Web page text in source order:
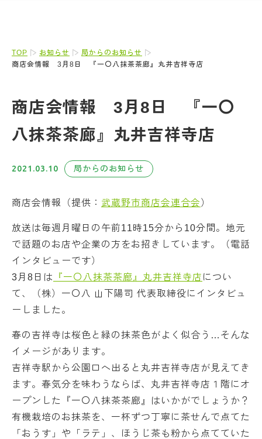
TOP お知らせ
局からのお知らせ
商店会情報 3月8日 『一〇八抹茶茶廊』丸井吉祥寺店
商店会情報 3月8日 『一〇
八抹茶茶廊』丸井吉祥寺店
2021.03.10 局からのお知らせ
商店会情報（提供： 武蔵野市商店会連合会 ）
放送は毎週月曜日の午前11時15分から10分間。地元
で話題のお店や企業の方をお招きしています。（電話
インタビューです）
3月8日は
『一〇八抹茶茶廊』丸井吉祥寺店 につい
て、（株）一〇八 山下陽司 代表取締役にインタビュ
ーしました。
春の吉祥寺は桜色と緑の抹茶色がよく似合う…そんな
イメージがあります。
吉祥寺駅から公園口へ出ると丸井吉祥寺店が見えてき
ます。春気分を味わうならば、丸井吉祥寺店１階にオ
ープンした『一〇八抹茶茶廊』はいかがでしょうか？
有機栽培のお抹茶を、一杯ずつ丁寧に茶せんで点てた
「おうす」や「ラテ」、ほうじ茶も粉から点てていた